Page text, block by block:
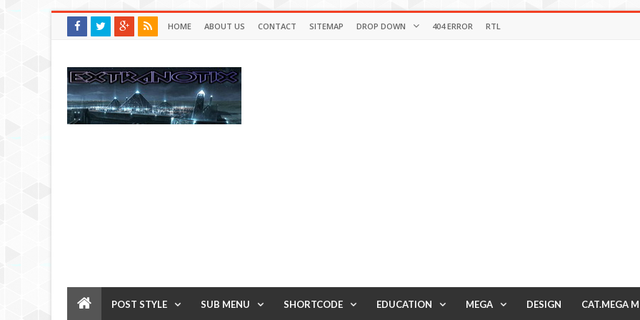
HOME ABOUT US CONTACT SITEMAP DROP DOWN 404 ERROR RTL
POST STYLE SUB MENU SHORTCODE EDUCATION MEGA DESIGN CAT.MEGA